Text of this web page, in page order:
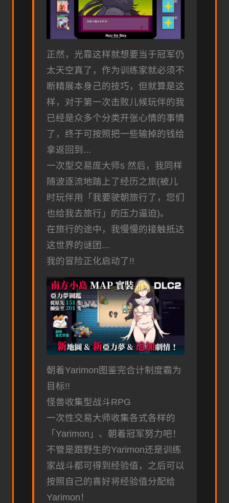
正然，光靠这样就想要当于冠军仍
太天空真了，作为训练家就必须不
断精展本身己的技巧，但就算是这
样，对于第一次击败儿候玩伴的我
已经是众多个分类开张心情的事情
了，终于可按照把一些输掉的钱给
拿返回到...
一次型交易庞大师s 然后，我同样
随波逐流地踏上了经历之旅(被儿
时玩伴用「我要驶朝旅行了，您们
也给我去旅行」的压力逼迫)。
在旅行的途中，我慢慢的接触抵达
这世界的谜团...
我的冒险正化启动了!!
朝着Yarimon图鉴完合计制度霸为
目标!!
怪兽收集型战斗RPG
一次性交易大师收集各式各样的
「Yarimon」、朝着冠军努力吧！
不管是跟野生的Yarimon还是训练
家战斗都可得到经验值，之后可以
按照自己的喜好将经验值分配给
Yarimon！